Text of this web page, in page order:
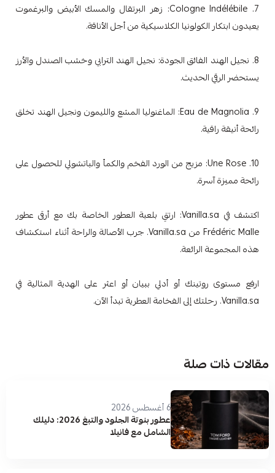
7. Cologne Indélébile: زهر البرتقال والمسك الأبيض والبرغموت
يعيدون ابتكار الكولونيا الكلاسيكية من أجل الأناقة.
8. نجيل الهند الفائق الجودة: نجيل الهند الترابي وخشب الصندل والأرز
يستحضر الرقي الحديث.
9. Eau de Magnolia: الماغنوليا المشع والليمون ونجيل الهند تخلق
رائحة أنيقة راقية.
10. Une Rose: مزيج من الورد الفخم والكمأ والباتشولي للحصول على
رائحة مميزة آسرة.
اكتشف في Vanilla.sa: ارتقِ بلعبة العطور الخاصة بك مع أرقى عطور
Frédéric Malle من Vanilla.sa. جرب الأصالة والراحة أثناء استكشاف
هذه المجموعة الرائعة.
ارفع مستوى روتينك أو أدلي ببيان أو اعثر على الهدية المثالية في
Vanilla.sa. رحلتك إلى الفخامة العطرية تبدأ الآن.
مقالات ذات صلة
6 أغسطس 2026
عطور بنوتة الجلود والتبغ 2026: دليلك
الشامل مع فانيلا